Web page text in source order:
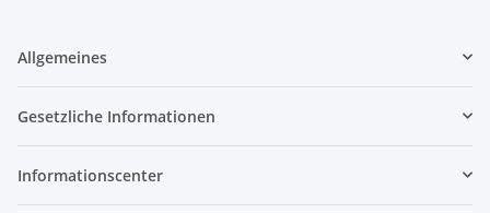
Allgemeines
Gesetzliche Informationen
Informationscenter